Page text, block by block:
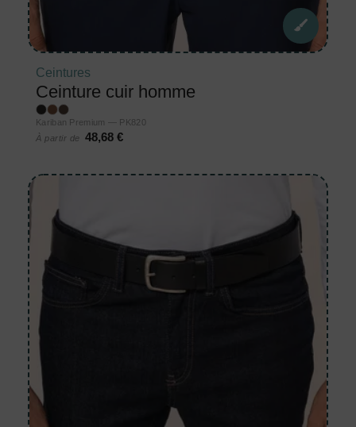
Ceintures
Ceinture cuir homme
Kariban Premium — PK820
À partir de
48,68 €